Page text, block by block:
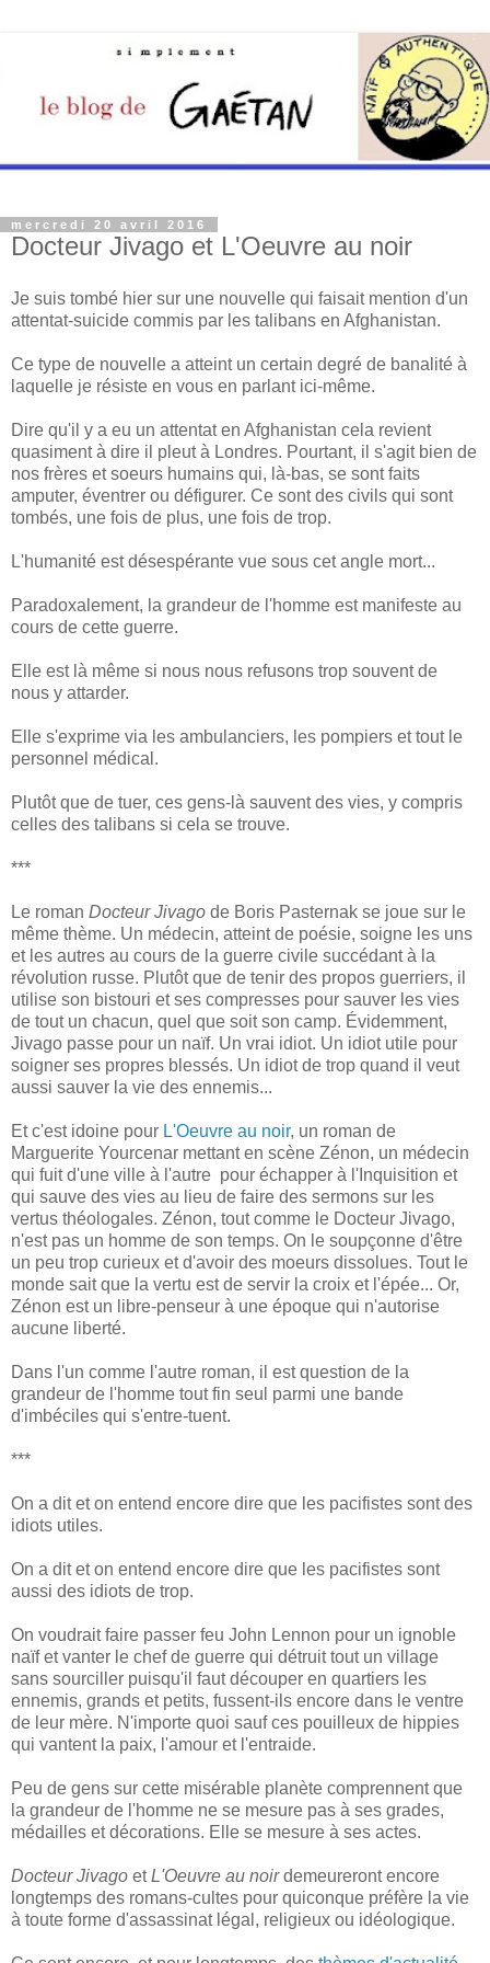
mercredi 20 avril 2016
Docteur Jivago et L'Oeuvre au noir
Je suis tombé hier sur une nouvelle qui faisait mention d'un
attentat-suicide commis par les talibans en Afghanistan.
Ce type de nouvelle a atteint un certain degré de banalité à
laquelle je résiste en vous en parlant ici-même.
Dire qu'il y a eu un attentat en Afghanistan cela revient
quasiment à dire il pleut à Londres. Pourtant, il s'agit bien de
nos frères et soeurs humains qui, là-bas, se sont faits
amputer, éventrer ou défigurer. Ce sont des civils qui sont
tombés, une fois de plus, une fois de trop.
L'humanité est désespérante vue sous cet angle mort...
Paradoxalement, la grandeur de l'homme est manifeste au
cours de cette guerre.
Elle est là même si nous nous refusons trop souvent de
nous y attarder.
Elle s'exprime via les ambulanciers, les pompiers et tout le
personnel médical.
Plutôt que de tuer, ces gens-là sauvent des vies, y compris
celles des talibans si cela se trouve.
***
Le roman Docteur Jivago de Boris Pasternak se joue sur le
même thème. Un médecin, atteint de poésie, soigne les uns
et les autres au cours de la guerre civile succédant à la
révolution russe. Plutôt que de tenir des propos guerriers, il
utilise son bistouri et ses compresses pour sauver les vies
de tout un chacun, quel que soit son camp. Évidemment,
Jivago passe pour un naïf. Un vrai idiot. Un idiot utile pour
soigner ses propres blessés. Un idiot de trop quand il veut
aussi sauver la vie des ennemis...
Et c'est idoine pour L'Oeuvre au noir, un roman de
Marguerite Yourcenar mettant en scène Zénon, un médecin
qui fuit d'une ville à l'autre pour échapper à l'Inquisition et
qui sauve des vies au lieu de faire des sermons sur les
vertus théologales. Zénon, tout comme le Docteur Jivago,
n'est pas un homme de son temps. On le soupçonne d'être
un peu trop curieux et d'avoir des moeurs dissolues. Tout le
monde sait que la vertu est de servir la croix et l'épée... Or,
Zénon est un libre-penseur à une époque qui n'autorise
aucune liberté.
Dans l'un comme l'autre roman, il est question de la
grandeur de l'homme tout fin seul parmi une bande
d'imbéciles qui s'entre-tuent.
***
On a dit et on entend encore dire que les pacifistes sont des
idiots utiles.
On a dit et on entend encore dire que les pacifistes sont
aussi des idiots de trop.
On voudrait faire passer feu John Lennon pour un ignoble
naïf et vanter le chef de guerre qui détruit tout un village
sans sourciller puisqu'il faut découper en quartiers les
ennemis, grands et petits, fussent-ils encore dans le ventre
de leur mère. N'importe quoi sauf ces pouilleux de hippies
qui vantent la paix, l'amour et l'entraide.
Peu de gens sur cette misérable planète comprennent que
la grandeur de l'homme ne se mesure pas à ses grades,
médailles et décorations. Elle se mesure à ses actes.
Docteur Jivago etL'Oeuvre au noirdemeureront encore
longtemps des romans-cultes pour quiconque préfère la vie
à toute forme d'assassinat légal, religieux ou idéologique.